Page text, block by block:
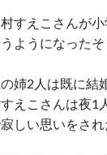
すえこさんが
ようになったそ
の姉2人は既に
えこさんは夜1
しい思いをされ